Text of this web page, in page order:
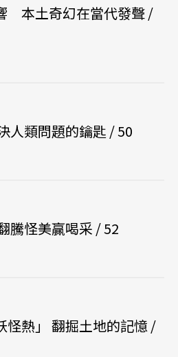
本土奇幻在當代發聲 /
人類問題的鑰匙 / 50
騰怪美贏喝采 / 52
怪熱」 翻掘土地的記憶 /